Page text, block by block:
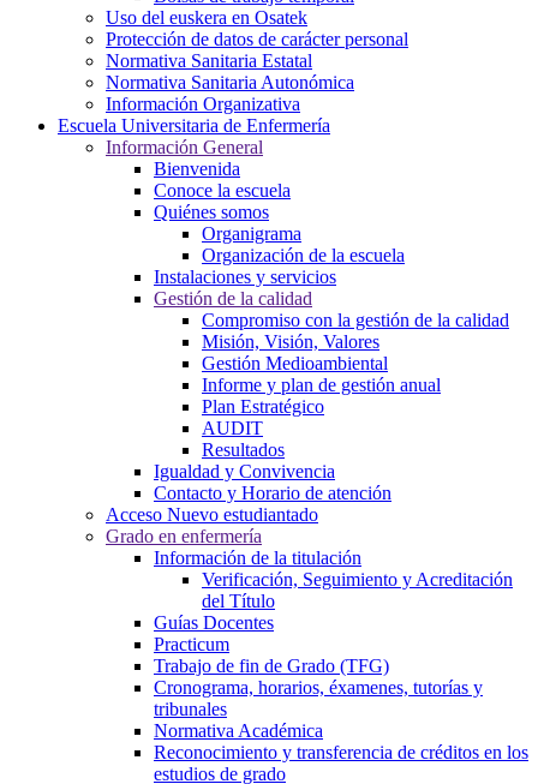
Uso del euskera en Osatek
Protección de datos de carácter personal
Normativa Sanitaria Estatal
Normativa Sanitaria Autonómica
Información Organizativa
Escuela Universitaria de Enfermería
Información General
Bienvenida
Conoce la escuela
Quiénes somos
Organigrama
Organización de la escuela
Instalaciones y servicios
Gestión de la calidad
Compromiso con la gestión de la calidad
Misión, Visión, Valores
Gestión Medioambiental
Informe y plan de gestión anual
Plan Estratégico
AUDIT
Resultados
Igualdad y Convivencia
Contacto y Horario de atención
Acceso Nuevo estudiantado
Grado en enfermería
Información de la titulación
Verificación, Seguimiento y Acreditación
del Título
Guías Docentes
Practicum
Trabajo de fin de Grado (TFG)
Cronograma, horarios, éxamenes, tutorías y
tribunales
Normativa Académica
Reconocimiento y transferencia de créditos en los
estudios de grado